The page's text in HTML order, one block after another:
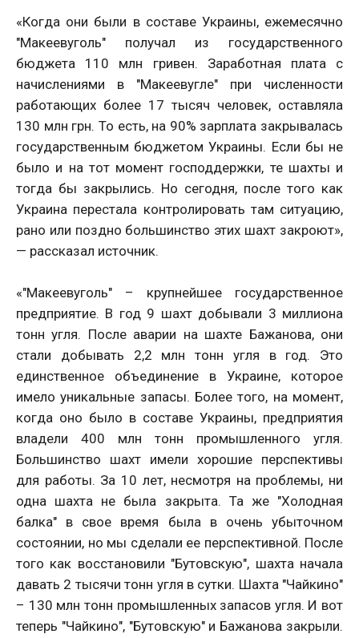
«Когда они были в составе Украины, ежемесячно
"Макеевуголь" получал из государственного
бюджета 110 млн гривен. Заработная плата с
начислениями в "Макеевугле" при численности
работающих более 17 тысяч человек, оставляла
130 млн грн. То есть, на 90% зарплата закрывалась
государственным бюджетом Украины. Если бы не
было и на тот момент господдержки, те шахты и
тогда бы закрылись. Но сегодня, после того как
Украина перестала контролировать там ситуацию,
рано или поздно большинство этих шахт закроют»,
— рассказал источник.
«"Макеевуголь" – крупнейшее государственное
предприятие. В год 9 шахт добывали 3 миллиона
тонн угля. После аварии на шахте Бажанова, они
стали добывать 2,2 млн тонн угля в год. Это
единственное объединение в Украине, которое
имело уникальные запасы. Более того, на момент,
когда оно было в составе Украины, предприятия
владели 400 млн тонн промышленного угля.
Большинство шахт имели хорошие перспективы
для работы. За 10 лет, несмотря на проблемы, ни
одна шахта не была закрыта. Та же "Холодная
балка" в свое время была в очень убыточном
состоянии, но мы сделали ее перспективной. После
того как восстановили "Бутовскую", шахта начала
давать 2 тысячи тонн угля в сутки. Шахта "Чайкино"
– 130 млн тонн промышленных запасов угля. И вот
теперь "Чайкино", "Бутовскую" и Бажанова закрыли.